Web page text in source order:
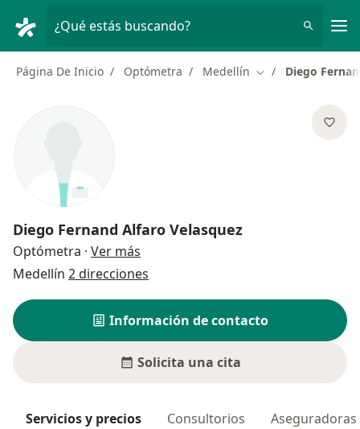
¿Qué estás buscando?
Página De Inicio Optómetra Medellín Cambiar de ciudad
Diego
Diego Fernand Alfaro Velasquez
Optómetra · Ver más
Medellín 2 direcciones
Información de contacto
Solicita una cita
Servicios y precios Consultorios Aseguradoras